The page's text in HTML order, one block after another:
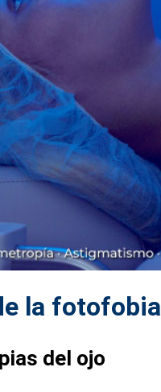
la fotofobia
del ojo